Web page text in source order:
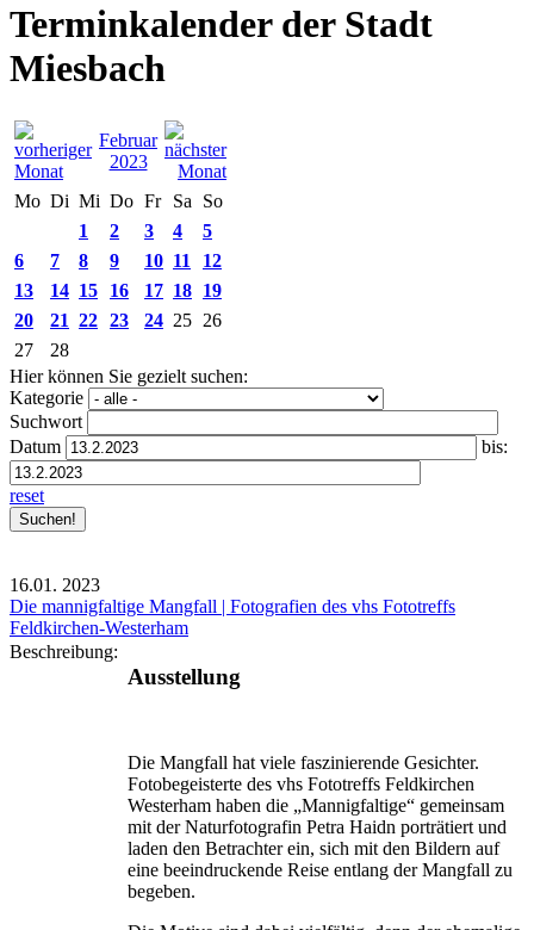
Terminkalender der Stadt
Miesbach
Februar
2023
Mo Di Mi Do Fr Sa
So
1
2 3 4
5
6
7 8 9 10 11
12
13
14 15 16 17 18 19
20
21 22 23 24 25 26
27
28
Hier können Sie gezielt suchen:
Kategorie
Suchwort
Datum
bis:
reset
16.01. 2023
Die mannigfaltige Mangfall | Fotografien des vhs Fototreffs
Feldkirchen-Westerham
Beschreibung:
Ausstellung
Die Mangfall hat viele faszinierende Gesichter.
Fotobegeisterte des vhs Fototreffs Feldkirchen
Westerham haben die „Mannigfaltige“ gemeinsam
mit der Naturfotografin Petra Haidn porträtiert und
laden den Betrachter ein, sich mit den Bildern auf
eine beeindruckende Reise entlang der Mangfall zu
begeben.